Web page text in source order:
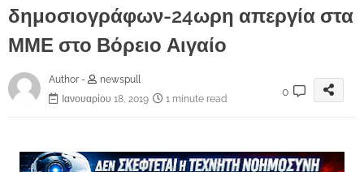
δημοσιογράφων-24ωρη απεργία στα
ΜΜΕ στο Βόρειο Αιγαίο
Author -
newspull
Ιανουαρίου 18, 2019
1 minute read
0